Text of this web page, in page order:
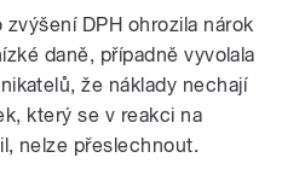
DPH ohrozila nárok
daně, případně vyvolala
že náklady nechají
který se v reakci na
nelze přeslechnout.